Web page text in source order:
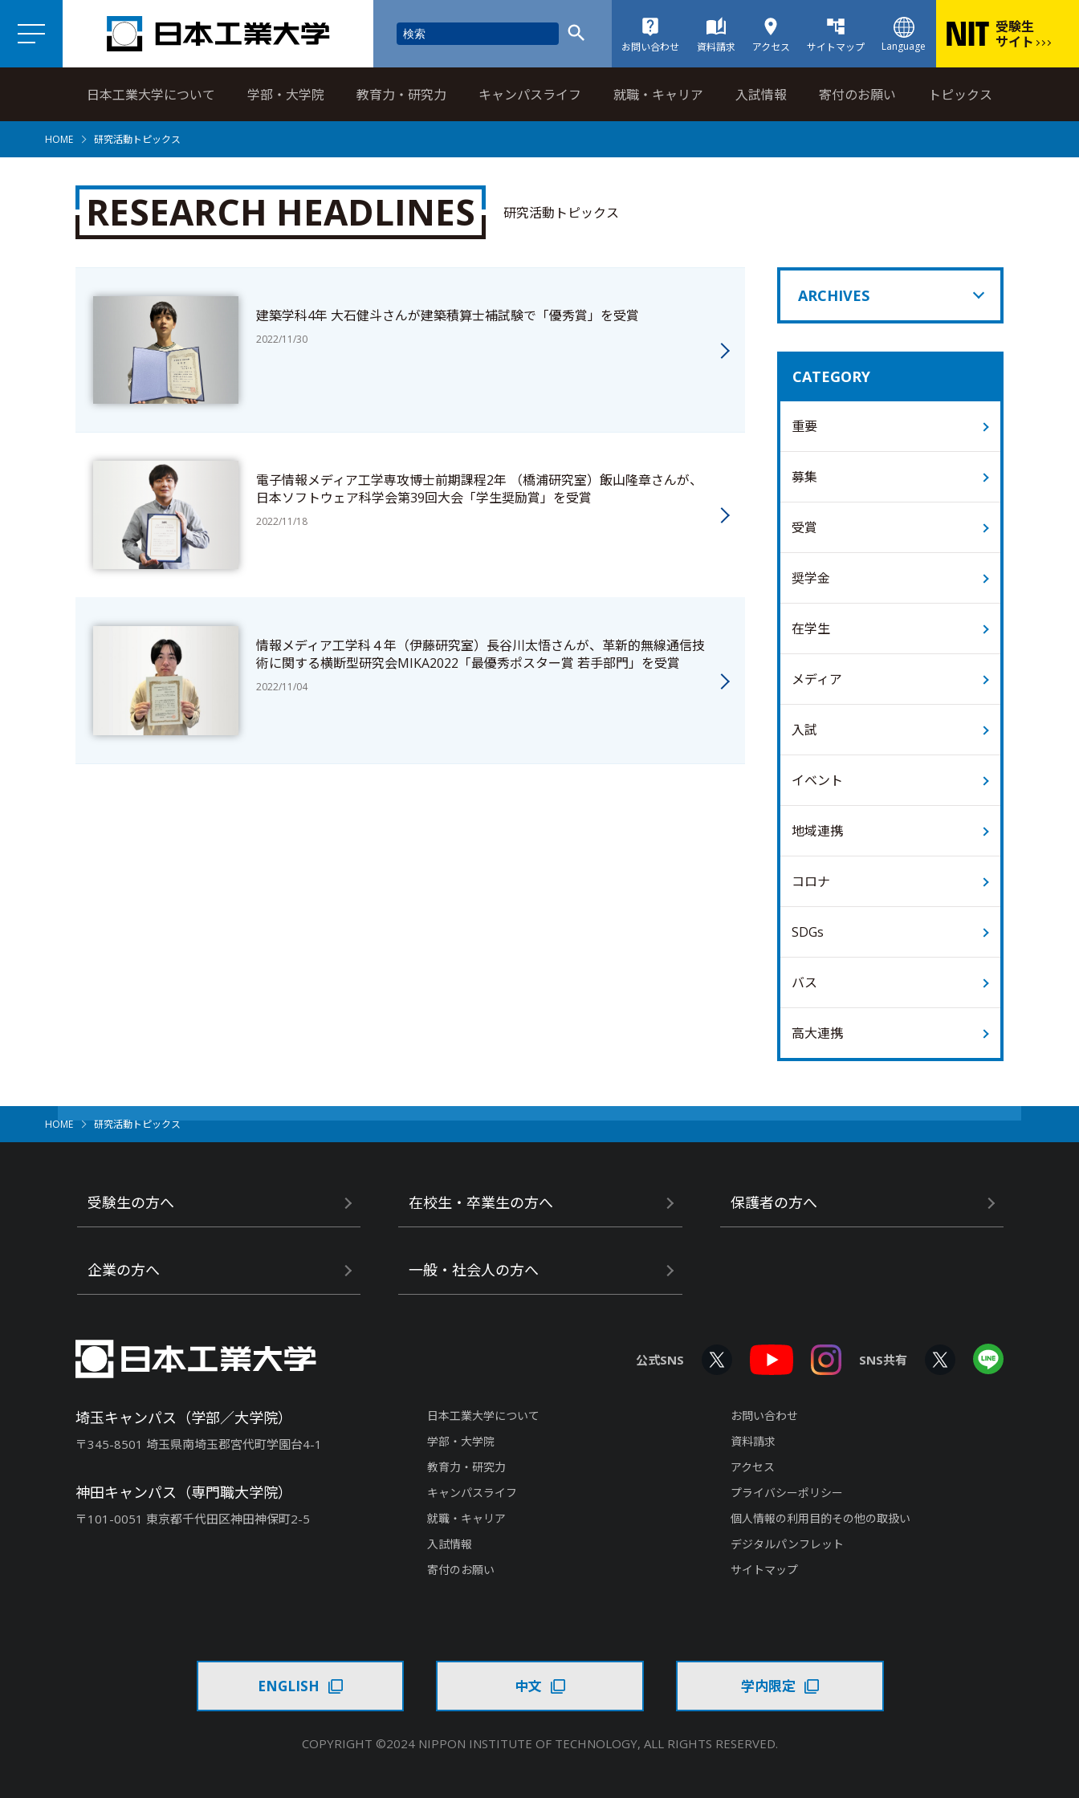
お問い合わせ 資料請求 アクセス サイトマップ Language
受験生
サイト
日本工業大学について 学部・大学院 教育力・研究力 キャンパスライフ 就職・キャリア 入試情報 寄付のお願い トピックス
HOME 研究活動トピックス
RESEARCH HEADLINES 研究活動トピックス
建築学科4年 大石健斗さんが建築積算士補試験で「優秀賞」を受賞
2022/11/30
電子情報メディア工学専攻博士前期課程2年 （橋浦研究室）飯山隆章さんが、
日本ソフトウェア科学会第39回大会「学生奨励賞」を受賞
2022/11/18
情報メディア工学科４年（伊藤研究室）長谷川太悟さんが、革新的無線通信技
術に関する横断型研究会MIKA2022「最優秀ポスター賞 若手部門」を受賞
2022/11/04
ARCHIVES
CATEGORY
重要
募集
受賞
奨学金
在学生
メディア
入試
イベント
地域連携
コロナ
SDGs
バス
高大連携
HOME 研究活動トピックス
受験生の方へ 在校生・卒業生の方へ 保護者の方へ
企業の方へ 一般・社会人の方へ
埼玉キャンパス（学部／大学院）
〒345-8501 埼玉県南埼玉郡宮代町学園台4-1
神田キャンパス（専門職大学院）
〒101-0051 東京都千代田区神田神保町2-5
日本工業大学について
学部・大学院
教育力・研究力
キャンパスライフ
就職・キャリア
入試情報
寄付のお願い
お問い合わせ
資料請求
アクセス
プライバシーポリシー
個人情報の利用目的その他の取扱い
デジタルパンフレット
サイトマップ
公式SNS SNS共有
ENGLISH 中文 学内限定
COPYRIGHT ©2024 NIPPON INSTITUTE OF TECHNOLOGY, ALL RIGHTS RESERVED.